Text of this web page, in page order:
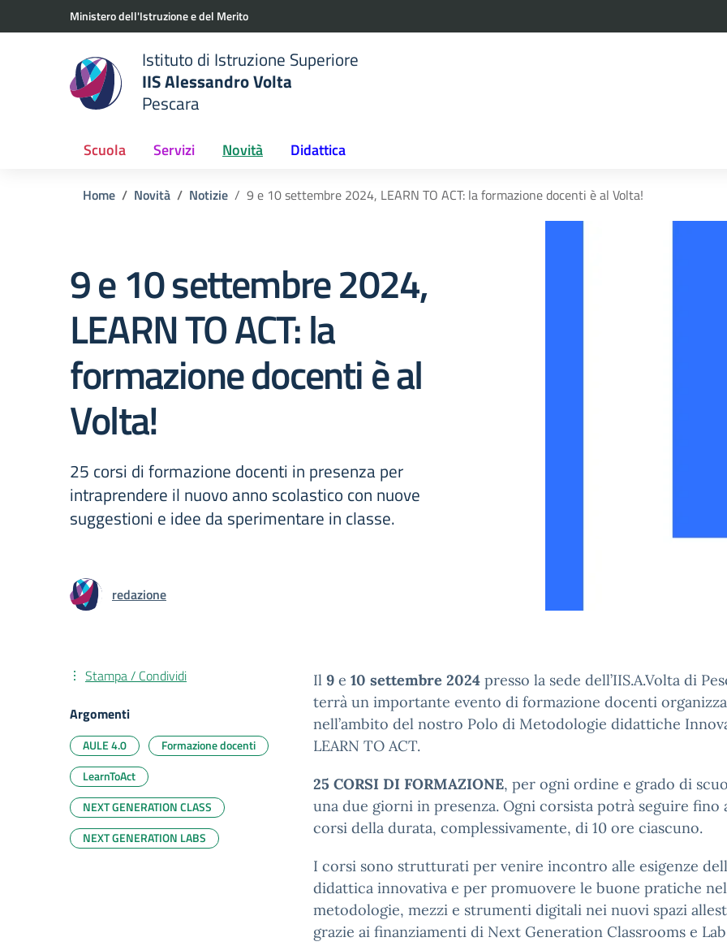
Vai ai contenuti
Vai al menu di navigazioneMinistero dell'Istruzione e del Merito
scuola
Istituto di Istruzione Superiore
IIS Alessandro Volta
Pescara
Scuola Servizi Novità Didattica
Home Novità Notizie 9 e 10 settembre 2024, LEARN TO ACT: la formazione docenti è al Volta!
9 e 10 settembre 2024,
LEARN TO ACT: la
formazione docenti è al
Volta!
25 corsi di formazione docenti in presenza per
intraprendere il nuovo anno scolastico con nuove
suggestioni e idee da sperimentare in classe.
redazione
Il 9 e 10 settembre 2024 presso la sede dell’IIS.A.Volta di
terrà un importante evento di formazione docenti
nell’ambito del nostro Polo di Metodologie didattiche
LEARN TO ACT.
25 CORSI DI FORMAZIONE, per ogni ordine e grado di
una due giorni in presenza. Ogni corsista potrà seguire fino
corsi della durata, complessivamente, di 10 ore ciascuno.
I corsi sono strutturati per venire incontro alle esigenze
didattica innovativa e per promuovere le buone pratiche
metodologie, mezzi e strumenti digitali nei nuovi spazi
grazie ai finanziamenti di Next Generation Classrooms e
Stampa / Condividi
Argomenti
AULE 4.0
Formazione docenti
LearnToAct
NEXT GENERATION CLASS
NEXT GENERATION LABS